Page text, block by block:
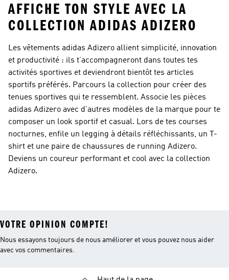
AFFICHE TON STYLE AVEC LA
COLLECTION ADIDAS ADIZERO
Les vêtements adidas Adizero allient simplicité, innovation
et productivité : ils t’accompagneront dans toutes tes
activités sportives et deviendront bientôt tes articles
sportifs préférés. Parcours la collection pour créer des
tenues sportives qui te ressemblent. Associe les pièces
adidas Adizero avec d’autres modèles de la marque pour te
composer un look sportif et casual. Lors de tes courses
nocturnes, enfile un legging à détails réfléchissants, un T-
shirt et une paire de chaussures de running Adizero.
Deviens un coureur performant et cool avec la collection
Adizero.
VOTRE OPINION COMPTE!
Nous essayons toujours de nous améliorer et vous pouvez nous aider
avec vos commentaires.